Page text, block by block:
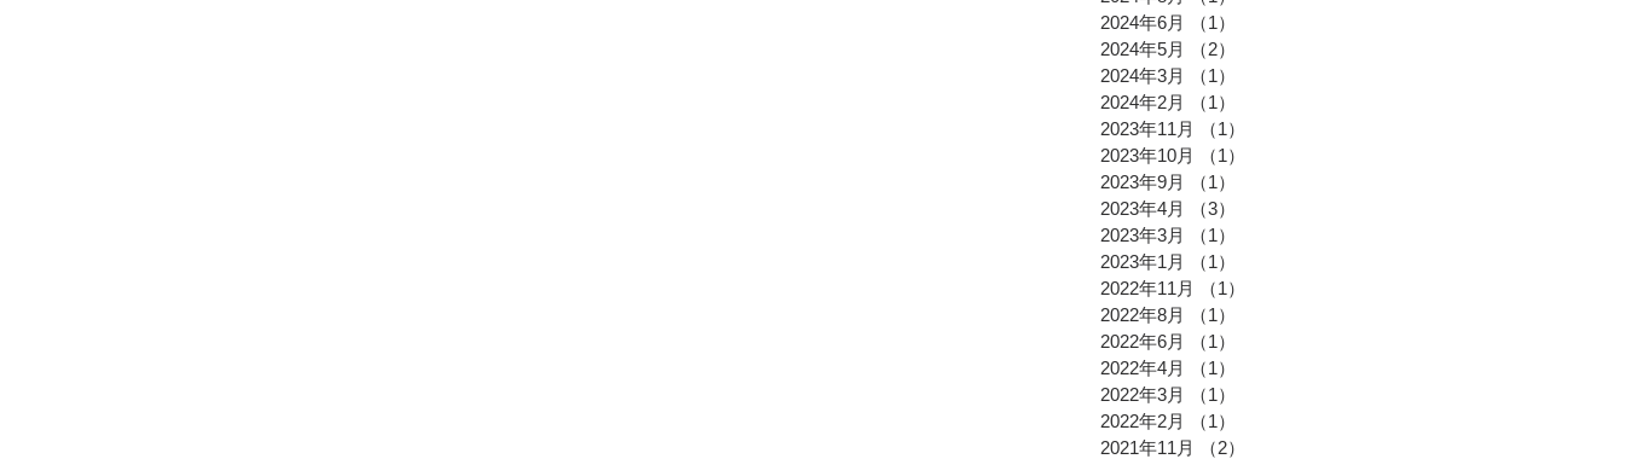
2024年6月
（1）
2024年5月
（2）
2024年3月
（1）
2024年2月
（1）
2023年11月
（1）
2023年10月
（1）
2023年9月
（1）
2023年4月
（3）
2023年3月
（1）
2023年1月
（1）
2022年11月
（1）
2022年8月
（1）
2022年6月
（1）
2022年4月
（1）
2022年3月
（1）
2022年2月
（1）
2021年11月
（2）